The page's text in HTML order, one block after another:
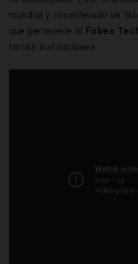
mundial y considerado un
que pertenece al Fobes
tantas instituciones.